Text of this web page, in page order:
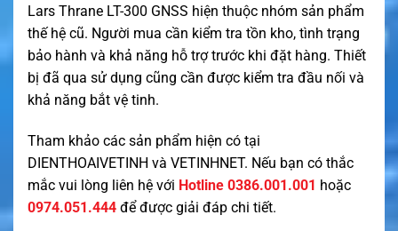
Lars Thrane LT-300 GNSS hiện thuộc nhóm sản phẩm
thế hệ cũ. Người mua cần kiểm tra tồn kho, tình trạng
bảo hành và khả năng hỗ trợ trước khi đặt hàng. Thiết
bị đã qua sử dụng cũng cần được kiểm tra đầu nối và
khả năng bắt vệ tinh.
Tham khảo các sản phẩm hiện có tại
DIENTHOAIVETINH và VETINHNET. Nếu bạn có thắc
mắc vui lòng liên hệ với Hotline 0386.001.001 hoặc
0974.051.444 để được giải đáp chi tiết.